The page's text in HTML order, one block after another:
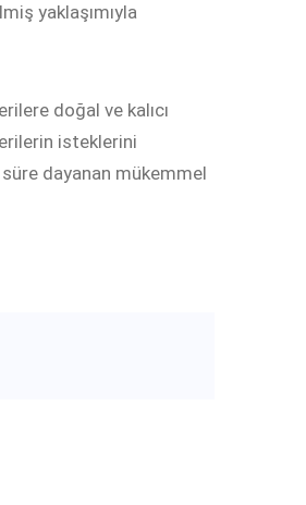
yaklaşımıyla
doğal ve kalıcı
isteklerini
süre dayanan mükemmel